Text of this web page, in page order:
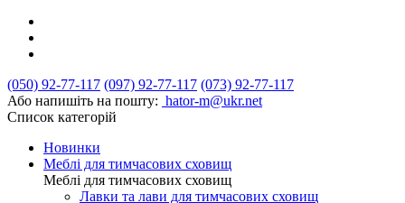
(050) 92-77-117 (097) 92-77-117 (073) 92-77-117
Або напишіть на пошту: hator-m@ukr.net
Список категорій
Новинки
Меблі для тимчасових сховищ
Меблі для тимчасових сховищ
Лавки та лави для тимчасових сховищ